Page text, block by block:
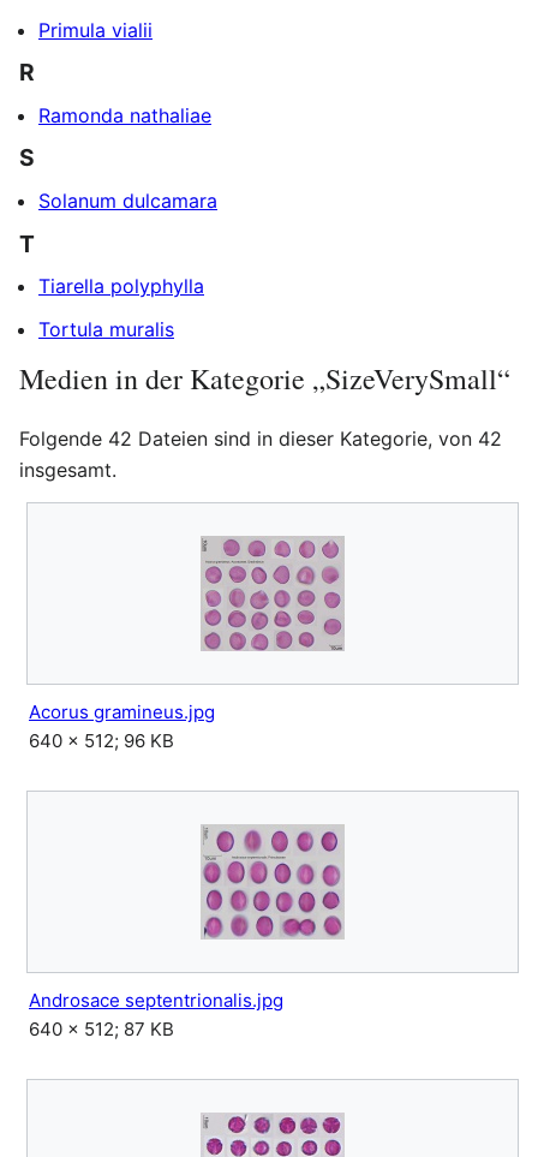
Primula vialii
R
Ramonda nathaliae
S
Solanum dulcamara
T
Tiarella polyphylla
Tortula muralis
Medien in der Kategorie „SizeVerySmall“
Folgende 42 Dateien sind in dieser Kategorie, von 42
insgesamt.
Acorus gramineus.jpg
640 × 512; 96 KB
Androsace septentrionalis.jpg
640 × 512; 87 KB